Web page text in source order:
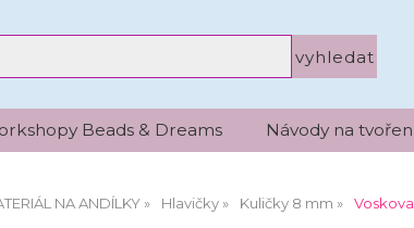
Beads & Dreams Návody na
NA ANDÍLKY Hlavičky Kuličky 8 mm